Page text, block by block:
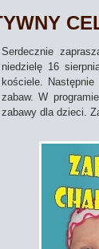
Serdecznie
niedzielę 16
kościele.
zabaw. W
zabawy dla dzieci.